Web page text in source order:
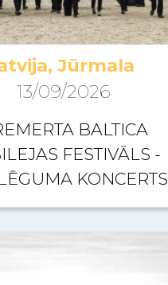
Jūrmala
13/09/2026
BALTICA
FESTIVĀLS -
KONCERTS